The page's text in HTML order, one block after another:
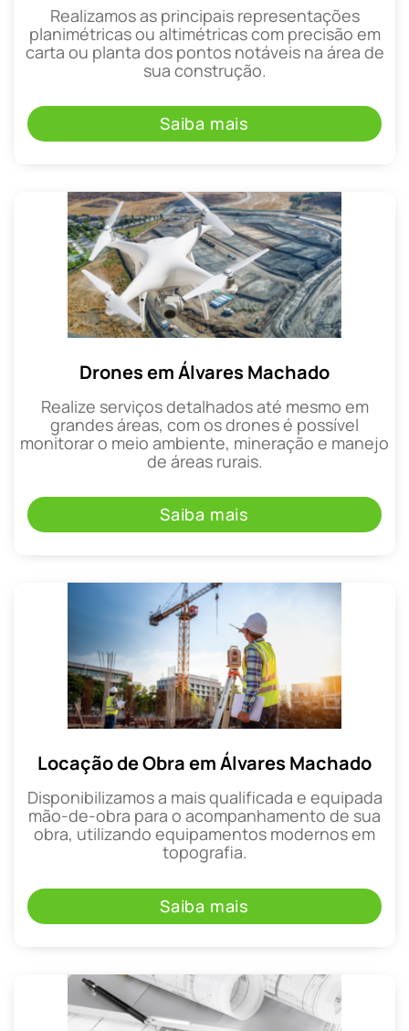
Realizamos as principais representações
planimétricas ou altimétricas com precisão em
carta ou planta dos pontos notáveis na área de
sua construção.
Saiba mais
Drones em Álvares Machado
Realize serviços detalhados até mesmo em
grandes áreas, com os drones é possível
monitorar o meio ambiente, mineração e manejo
de áreas rurais.
Saiba mais
Locação de Obra em Álvares Machado
Disponibilizamos a mais qualificada e equipada
mão-de-obra para o acompanhamento de sua
obra, utilizando equipamentos modernos em
topografia.
Saiba mais